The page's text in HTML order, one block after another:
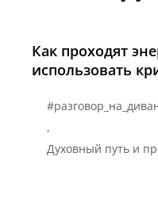
Как проходят
использовать
,
Духовный путь и